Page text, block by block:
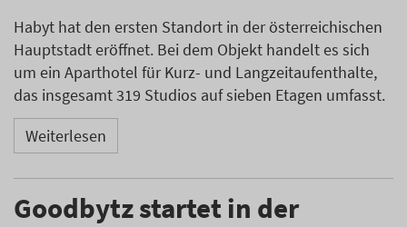
Habyt hat den ersten Standort in der österreichischen
Hauptstadt eröffnet. Bei dem Objekt handelt es sich
um ein Aparthotel für Kurz- und Langzeitaufenthalte,
das insgesamt 319 Studios auf sieben Etagen umfasst.
Weiterlesen
Goodbytz startet in der